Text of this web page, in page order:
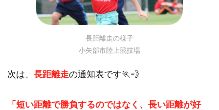
長距離走の様子
小矢部市陸上競技場
次は、 長距離走の通知表です🏃💨
「短い距離で勝負するのではなく、長い距離が好